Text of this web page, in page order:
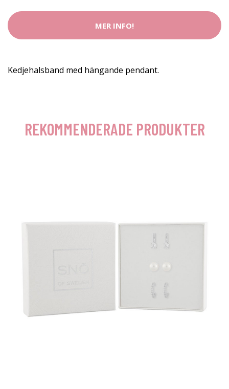
MER INFO!
Kedjehalsband med hängande pendant.
REKOMMENDERADE PRODUKTER